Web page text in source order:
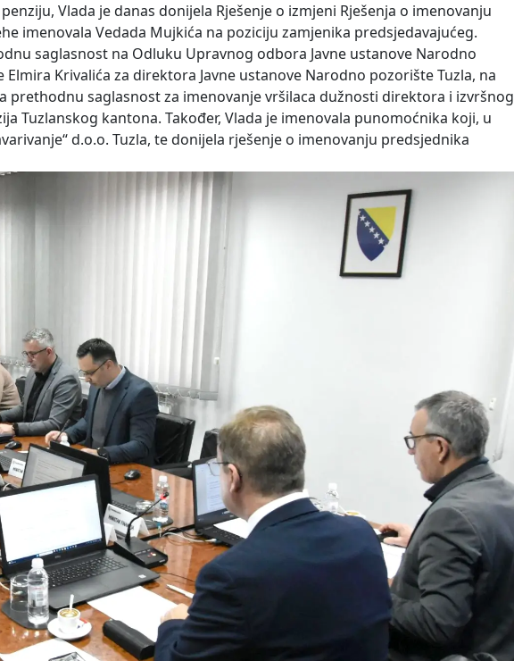
Vlada je danas donijela Rješenje o izmjeni Rješenja o imenovanju
imenovala Vedada Mujkića na poziciju zamjenika predsjedavajućeg.
saglasnost na Odluku Upravnog odbora Javne ustanove Narodno
Krivalića za direktora Javne ustanove Narodno pozorište Tuzla, na
prethodnu saglasnost za imenovanje vršilaca dužnosti direktora i izvršnog
Tuzlanskog kantona. Također, Vlada je imenovala punomoćnika koji, u
d.o.o. Tuzla, te donijela rješenje o imenovanju predsjednika